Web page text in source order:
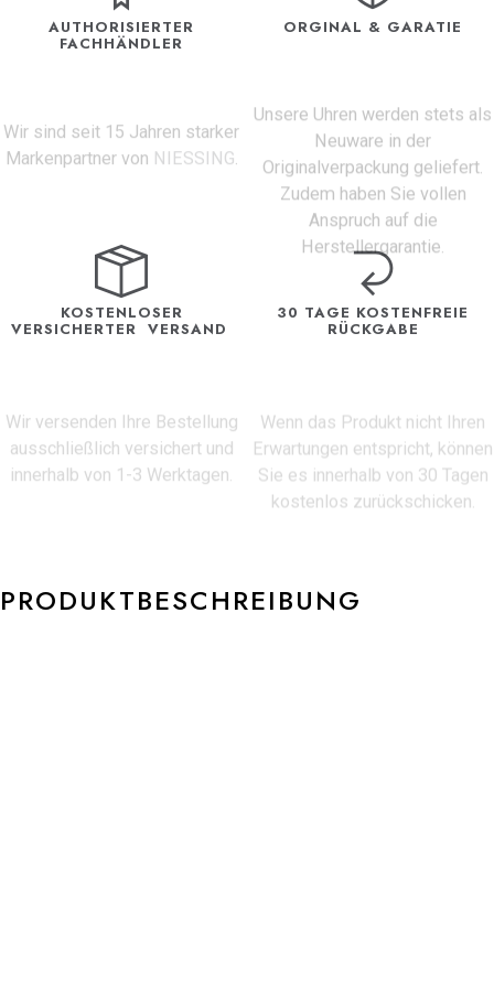
AUTHORISIERTER
FACHHÄNDLER
Wir sind seit 15 Jahren starker
Markenpartner von NIESSING.
ORGINAL & GARATIE
Unsere Uhren werden stets als
Neuware in der
Originalverpackung geliefert.
Zudem haben Sie vollen
Anspruch auf die
Herstellergarantie.
KOSTENLOSER
VERSICHERTER VERSAND
Wir versenden Ihre Bestellung
ausschließlich versichert und
innerhalb von 1-3 Werktagen.
30 TAGE KOSTENFREIE
RÜCKGABE
Wenn das Produkt nicht Ihren
Erwartungen entspricht, können
Sie es innerhalb von 30 Tagen
kostenlos zurückschicken.
PRODUKTBESCHREIBUNG